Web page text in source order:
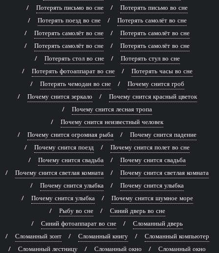
Потерять письмо во сне
Потерять письмо во сне
Потерять поезд во сне
Потерять самолёт во сне
Потерять самолёт во сне
Потерять самолёт во сне
Потерять самолёт во сне
Потерять самолёт во сне
Потерять стол во сне
Потерять стул во сне
Потерять фотоаппарат во сне
Потерять часы во сне
Потерять чемодан во сне
Почему снится гроб
Почему снится зеркало
Почему снится красный цветок
Почему снится лесная тропа
Почему снится неизвестный человек
Почему снится огромная рыба
Почему снится падение
Почему снится поезд
Почему снится полет во сне
Почему снится свадьба
Почему снится свадьба
Почему снится светлая комната
Почему снится светлая комната
Почему снится улыбка
Почему снится улыбка
Почему снится улыбка
Почему снится шумное море
Рыбу во сне
Синий дверь во сне
Синий фотоаппарат во сне
Сломанный дверь
Сломанный зонт
Сломанный книгу
Сломанный компьютер
Сломанный лестницу
Сломанный окно Сломанный окно